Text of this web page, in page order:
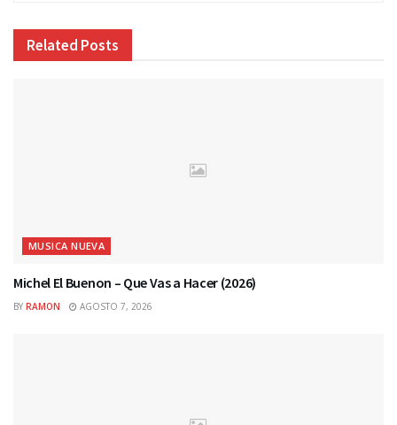
Related Posts
MUSICA NUEVA
Michel El Buenon – Que Vas a Hacer (2026)
BY RAMON AGOSTO 7, 2026